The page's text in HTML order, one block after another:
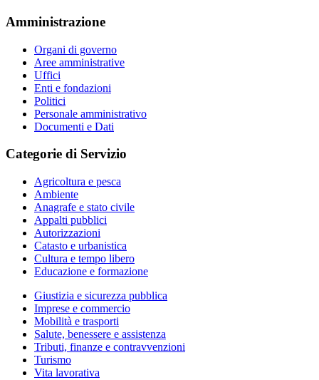
Amministrazione
Organi di governo
Aree amministrative
Uffici
Enti e fondazioni
Politici
Personale amministrativo
Documenti e Dati
Categorie di Servizio
Agricoltura e pesca
Ambiente
Anagrafe e stato civile
Appalti pubblici
Autorizzazioni
Catasto e urbanistica
Cultura e tempo libero
Educazione e formazione
Giustizia e sicurezza pubblica
Imprese e commercio
Mobilità e trasporti
Salute, benessere e assistenza
Tributi, finanze e contravvenzioni
Turismo
Vita lavorativa